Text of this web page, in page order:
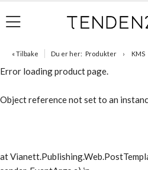
« Tilbake Du er her: Produkter KMS
Error loading product page.
Object reference not set to an
at